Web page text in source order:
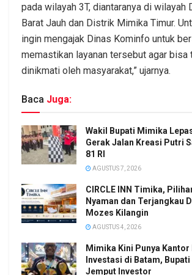
pada wilayah 3T, diantaranya di wilayah
Barat Jauh dan Distrik Mimika Timur.
ingin mengajak Dinas Kominfo untuk
memastikan layanan tersebut agar bisa
dinikmati oleh masyarakat,” ujarnya.
Baca Juga:
Wakil Bupati Mimika
Gerak Jalan Kreasi Putri
81 RI
AGUSTUS 7, 2026
CIRCLE INN Timika,
Nyaman dan Terjangkau
Mozes Kilangin
AGUSTUS 4, 2026
Mimika Kini Punya
Investasi di Batam, Bupati
Jemput Investor